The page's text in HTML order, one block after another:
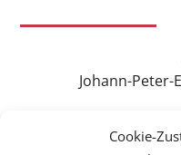
Cookie-
Johann-Peter-